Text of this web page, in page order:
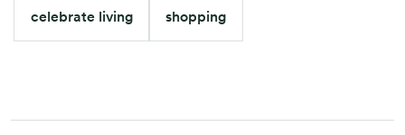
celebrate living shopping